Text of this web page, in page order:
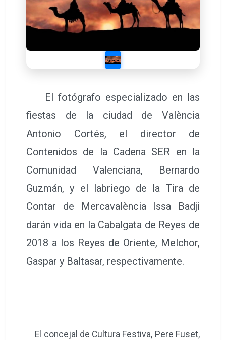
El fotógrafo especializado en las
fiestas de la ciudad de València
Antonio Cortés, el director de
Contenidos de la Cadena SER en la
Comunidad Valenciana, Bernardo
Guzmán, y el labriego de la Tira de
Contar de Mercavalència Issa Badji
darán vida en la Cabalgata de Reyes de
2018 a los Reyes de Oriente, Melchor,
Gaspar y Baltasar, respectivamente.
El concejal de Cultura Festiva, Pere Fuset,